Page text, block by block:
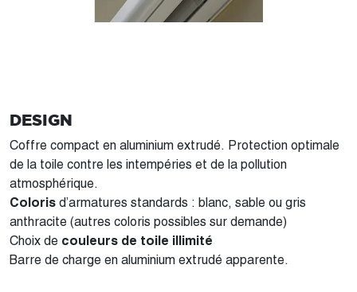
DESIGN
Coffre compact en aluminium extrudé. Protection optimale
de la toile contre les intempéries et de la pollution
atmosphérique.
Coloris d’armatures standards : blanc, sable ou gris
anthracite (autres coloris possibles sur demande)
Choix de couleurs de toile illimité
Barre de charge en aluminium extrudé apparente.